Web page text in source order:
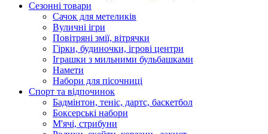
Сезонні товари
Сачок для метеликів
Вуличні ігри
Повітряні змії, вітрячки
Гірки, будиночки, ігрові центри
Іграшки з мильними бульбашками
Намети
Набори для пісочниці
Спорт та відпочинок
Бадмінтон, теніс, дартс, баскетбол
Боксерські набори
М'ячі, стрибуни